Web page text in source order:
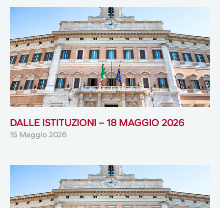
DALLE ISTITUZIONI – 18 MAGGIO 2026
15 Maggio 2026